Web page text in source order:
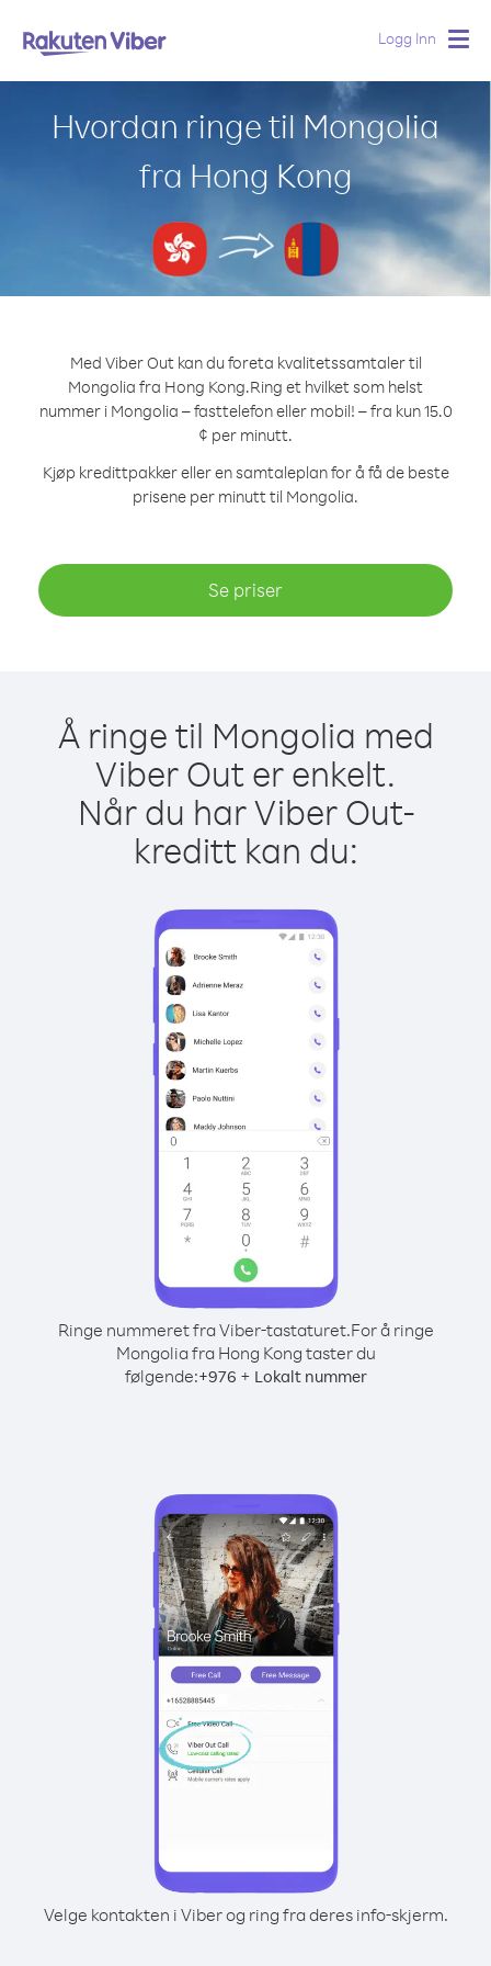
Logg Inn
Hvordan ringe til Mongolia
fra Hong Kong
Med Viber Out kan du foreta kvalitetssamtaler til
Mongolia fra Hong Kong.Ring et hvilket som helst
nummer i Mongolia – fasttelefon eller mobil! – fra kun 15.0
¢ per minutt.
Kjøp kredittpakker eller en samtaleplan for å få de beste
prisene per minutt til Mongolia.
Se priser
Å ringe til Mongolia med
Viber Out er enkelt.
Når du har Viber Out-
kreditt kan du:
Ringe nummeret fra Viber-tastaturet.For å ringe
Mongolia fra Hong Kong taster du
følgende:+976 + Lokalt nummer
Velge kontakten i Viber og ring fra deres info-skjerm.